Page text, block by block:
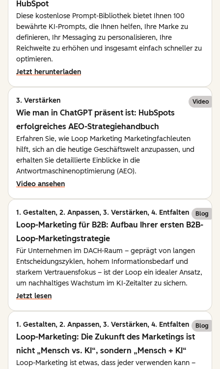
HubSpot
Diese kostenlose Prompt-Bibliothek bietet Ihnen 100
bewährte KI-Prompts, die Ihnen helfen, Ihre Marke zu
definieren, Ihr Messaging zu personalisieren, Ihre
Reichweite zu erhöhen und insgesamt einfach schneller zu
optimieren.
Jetzt herunterladen
3. Verstärken Video
Wie man in ChatGPT präsent ist: HubSpots
erfolgreiches AEO-Strategiehandbuch
Erfahren Sie, wie Loop Marketing Marketingfachleuten
hilft, sich an die heutige Geschäftswelt anzupassen, und
erhalten Sie detaillierte Einblicke in die
Antwortmaschinenoptimierung (AEO).
Video ansehen
1. Gestalten, 2. Anpassen, 3. Verstärken, 4. Entfalten Blog
Loop-Marketing für B2B: Aufbau Ihrer ersten B2B-
Loop-Marketingstrategie
Für Unternehmen im DACH-Raum – geprägt von langen
Entscheidungszyklen, hohem Informationsbedarf und
starkem Vertrauensfokus – ist der Loop ein idealer Ansatz,
um nachhaltiges Wachstum im KI-Zeitalter zu sichern.
Jetzt lesen
1. Gestalten, 2. Anpassen, 3. Verstärken, 4. Entfalten Blog
Loop-Marketing: Die Zukunft des Marketings ist
nicht „Mensch vs. KI“, sondern „Mensch + KI“
Loop-Marketing ist etwas, dass jeder verwenden kann –